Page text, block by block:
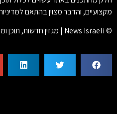
מקצועיים, והדבר מצוין בהתאם
© News Israeli | מגזין חדשות, תוכן ומומחים | כל הזכויות שמורות